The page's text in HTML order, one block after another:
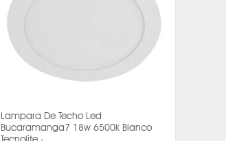
Lampara De Techo Led
Bucaramanga7 18w 6500k Blanco